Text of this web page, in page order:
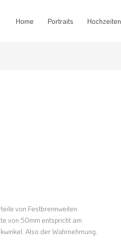
Home Portraits Hochzeiten
von Festbrennweiten
von 50mm entspricht am
Also der Wahrnehmung,